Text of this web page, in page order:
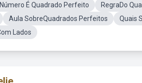
É Quadrado Perfeito
RegraDo
Aula SobreQuadrados Perfeitos Quais
Lados